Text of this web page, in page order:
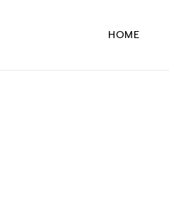
HOME